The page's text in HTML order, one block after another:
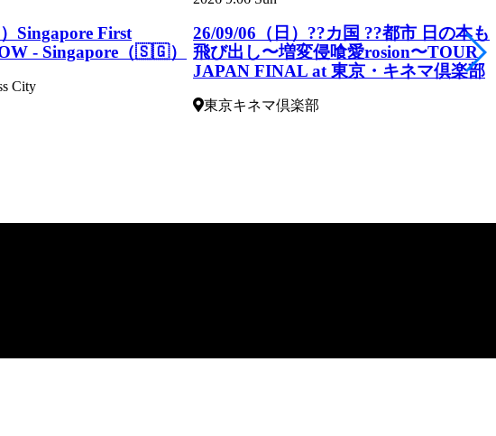
Singapore First
- Singapore（🇸🇬）
City
26/09/06（日）??カ国 ??都市 ⽇の本も
⾶び出し〜増変侵喰愛rosion〜TOUR
JAPAN FINAL at 東京・キネマ倶楽部
東京キネマ倶楽部